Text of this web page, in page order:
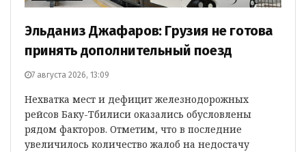
Эльданиз Джафаров: Грузия не готова
принять дополнительный поезд
7 августа 2026, 13:09
Нехватка мест и дефицит железнодорожных
рейсов Баку-Тбилиси оказались обусловлены
рядом факторов. Отметим, что в последние
увеличилось количество жалоб на недостачу